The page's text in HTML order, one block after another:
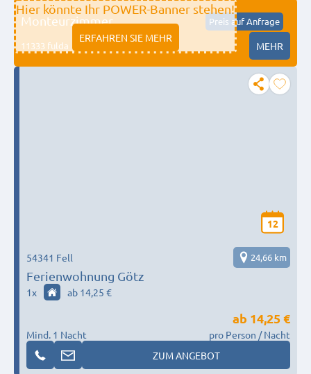
Hier könnte Ihr POWER-Banner stehen!
ERFAHREN SIE MEHR
Monteurzimmer Preis auf Anfrage
11333 fulda MEHR
12
Ferienwohnung Götz
54341 Fell 24,66 km
1x ab 14,25 €
Mind. 1 Nacht
ab 14,25 €
pro Person / Nacht
ZUM ANGEBOT